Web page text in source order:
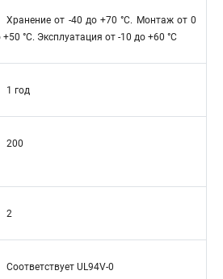
Хранение от -40 до +70 °C. Монтаж от 0
+50 °C. Эксплуатация от -10 до +60 °C
1 год
200
2
Соответствует UL94V-0